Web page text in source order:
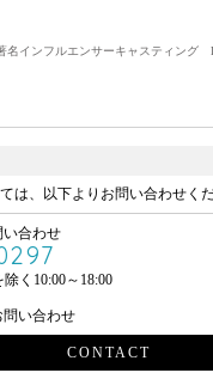
インフルエンサーキャスティング
は、以下よりお問い合わせくだ
い合わせ
く10:00～18:00
問い合わせ
CONTACT